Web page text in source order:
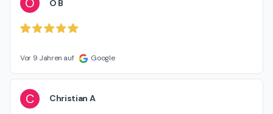
O B
Vor 9 Jahren auf Google
C Christian A